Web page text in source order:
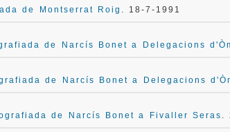
de Montserrat Roig . 18-7-1991
de Narcís Bonet a Delegacions
de Narcís Bonet a Delegacions
de Narcís Bonet a Fivaller Seras .